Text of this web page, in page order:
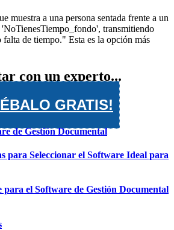
con un experto...
GRATIS!
de Gestión Documental
para Seleccionar el Software Ideal para
para el Software de Gestión Documental